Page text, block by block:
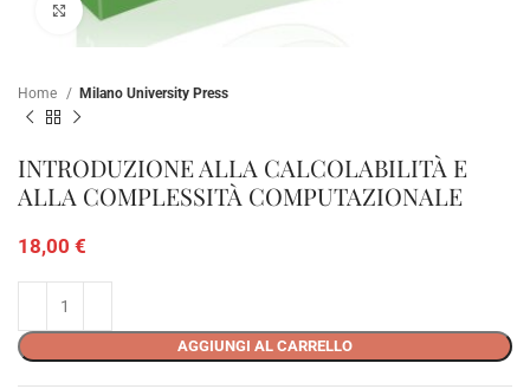
Clicca per ampliare
Home Milano University Press
INTRODUZIONE ALLA CALCOLABILITÀ E
ALLA COMPLESSITÀ COMPUTAZIONALE
18,00 €
AGGIUNGI AL CARRELLO